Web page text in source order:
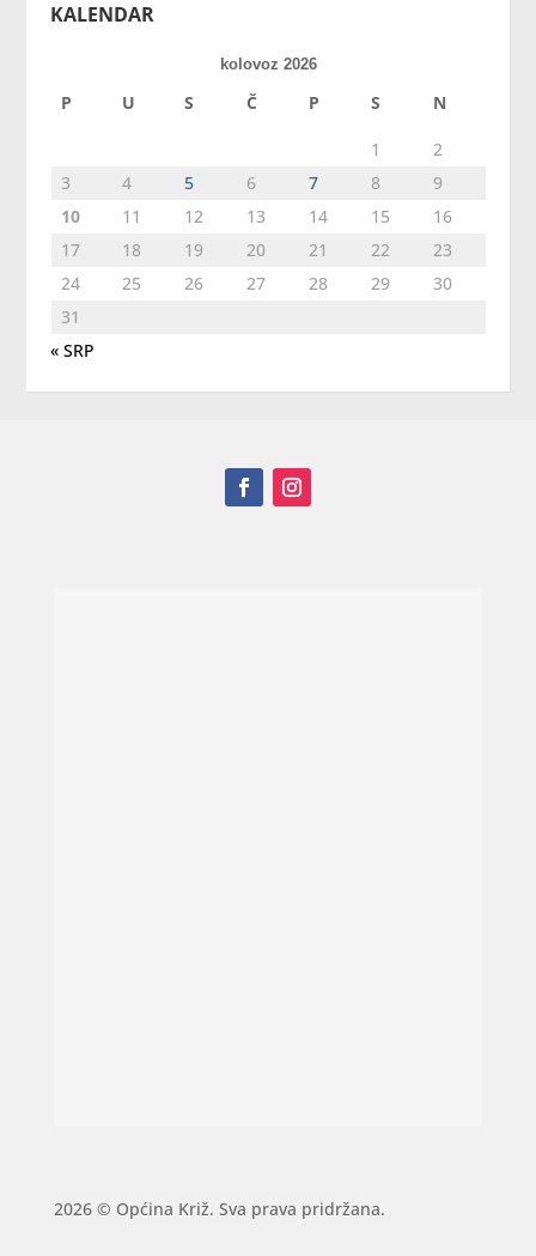
KALENDAR
kolovoz 2026
P U S Č P S N
1
2
3
4 5 6 7 8
9
10
11 12 13 14 15
16
17
18 19 20 21 22
23
24
25 26 27 28 29
30
31
« SRP
2026 © Općina Križ. Sva prava pridržana.